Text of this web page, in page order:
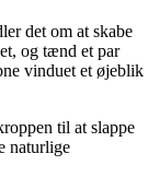
det om at skabe
og tænd et par
vinduet et øjeblik
til at slappe
naturlige